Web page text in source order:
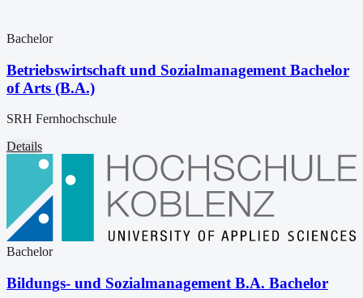
Bachelor
Betriebswirtschaft und Sozialmanagement Bachelor
of Arts (B.A.)
SRH Fernhochschule
Details
Bachelor
Bildungs- und Sozialmanagement B.A. Bachelor